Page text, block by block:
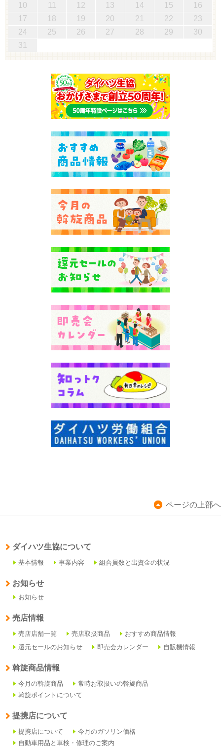
10
11 12 13 14 15
16
17
18 19 20 21 22
23
24
25 26 27 28 29
30
31
ページの上部へ
ダイハツ生協について
基本情報 事業内容 組合員数と出資金の状況
お知らせ
お知らせ
売店情報
売店店舗一覧 売店取扱商品
おすすめ商品情報
還元セールのお知らせ
即売会カレンダー 自販機情報
斡旋商品情報
今月の斡旋商品
常時お取扱いの斡旋商品
斡旋ポイントについて
提携店について
提携店について
今月のガソリン価格
自動車用品と車検・修理のご案内